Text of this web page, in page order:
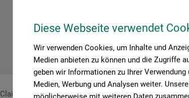
Diese Webseite verwendet
Wir verwenden Cookies, um Inhalte und
Medien anbieten zu können und die Zugriffe
geben wir Informationen zu Ihrer
Medien, Werbung und Analysen weiter.
möglicherweise mit weiteren Daten
Hier finden Sie die Kontaktdaten
Clairefontaine Rhodia